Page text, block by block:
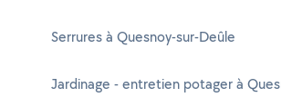
Serrures à Quesnoy-sur-Deûle
Jardinage - entretien potager à